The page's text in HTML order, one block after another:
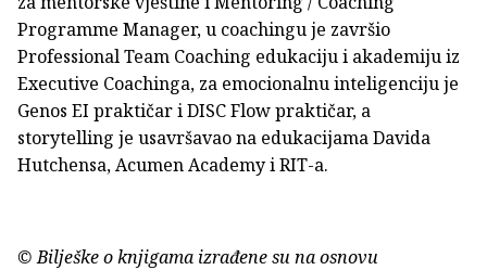
Programme Manager, u coachingu je završio
Professional Team Coaching edukaciju i akademiju iz
Executive Coachinga, za emocionalnu inteligenciju je
Genos EI praktičar i DISC Flow praktičar, a
storytelling je usavršavao na edukacijama Davida
Hutchensa, Acumen Academy i RIT-a.
© Bilješke o knjigama izrađene su na osnovu